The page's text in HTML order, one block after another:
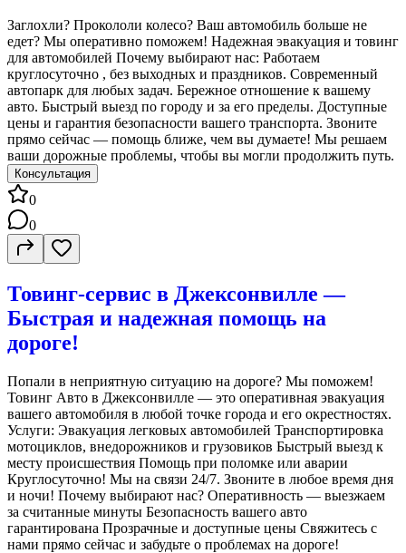
Заглохли? Прокололи колесо? Ваш автомобиль больше не
едет? Мы оперативно поможем! Надежная эвакуация и товинг
для автомобилей Почему выбирают нас: Работаем
круглосуточно , без выходных и праздников. Современный
автопарк для любых задач. Бережное отношение к вашему
авто. Быстрый выезд по городу и за его пределы. Доступные
цены и гарантия безопасности вашего транспорта. Звоните
прямо сейчас — помощь ближе, чем вы думаете! Мы решаем
ваши дорожные проблемы, чтобы вы могли продолжить путь.
Консультация
0
0
Товинг-сервис в Джексонвилле —
Быстрая и надежная помощь на
дороге!
Попали в неприятную ситуацию на дороге? Мы поможем!
Товинг Авто в Джексонвилле — это оперативная эвакуация
вашего автомобиля в любой точке города и его окрестностях.
Услуги: Эвакуация легковых автомобилей Транспортировка
мотоциклов, внедорожников и грузовиков Быстрый выезд к
месту происшествия Помощь при поломке или аварии
Круглосуточно! Мы на связи 24/7. Звоните в любое время дня
и ночи! Почему выбирают нас? Оперативность — выезжаем
за считанные минуты Безопасность вашего авто
гарантирована Прозрачные и доступные цены Свяжитесь с
нами прямо сейчас и забудьте о проблемах на дороге!